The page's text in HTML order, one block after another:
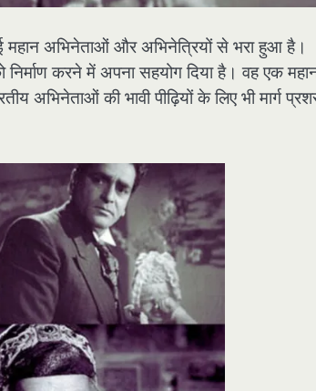
महान अभिनेताओं और अभिनेत्रियों से भरा हुआ है।
निर्माण करने में अपना सहयोग दिया है। वह एक
अभिनेताओं की भावी पीढ़ियों के लिए भी मार्ग